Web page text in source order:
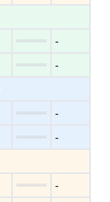
-
-
-
-
-